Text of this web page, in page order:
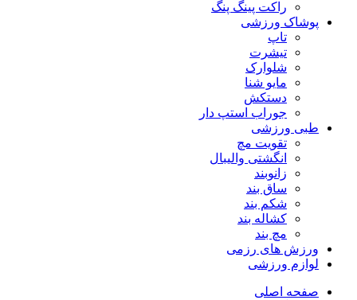
راکت پینگ پنگ
پوشاک ورزشی
تاپ
تیشرت
شلوارک
مایو شنا
دستکش
جوراب استپ دار
طبی ورزشی
تقویت مچ
انگشتی واليبال
زانوبند
ساق بند
شکم بند
کشاله بند
مچ بند
ورزش های رزمی
لوازم ورزشی
صفحه اصلی